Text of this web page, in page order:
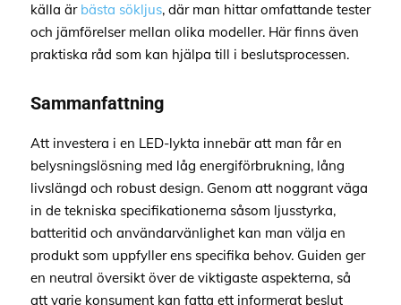
källa är bästa sökljus, där man hittar omfattande tester
och jämförelser mellan olika modeller. Här finns även
praktiska råd som kan hjälpa till i beslutsprocessen.
Sammanfattning
Att investera i en LED-lykta innebär att man får en
belysningslösning med låg energiförbrukning, lång
livslängd och robust design. Genom att noggrant väga
in de tekniska specifikationerna såsom ljusstyrka,
batteritid och användarvänlighet kan man välja en
produkt som uppfyller ens specifika behov. Guiden ger
en neutral översikt över de viktigaste aspekterna, så
att varje konsument kan fatta ett informerat beslut